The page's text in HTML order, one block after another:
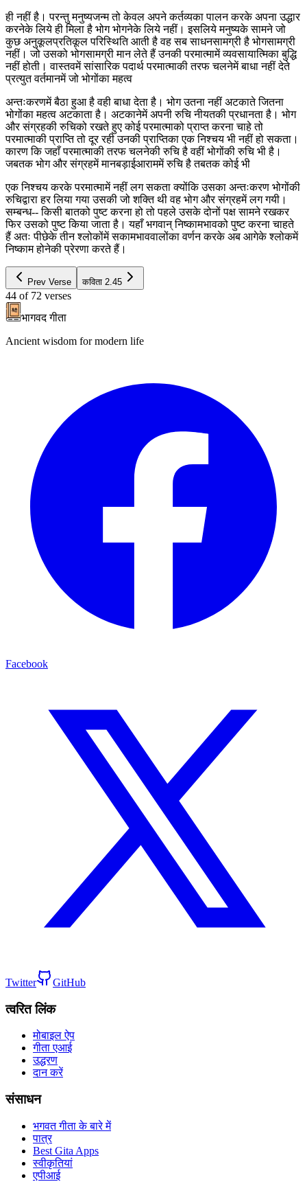
ही नहीं है। परन्तु मनुष्यजन्म तो केवल अपने कर्तव्यका पालन करके अपना उद्धार
करनेके लिये ही मिला है भोग भोगनेके लिये नहीं। इसलिये मनुष्यके सामने जो
कुछ अनुकूलप्रतिकूल परिस्थिति आती है वह सब साधनसामग्री है भोगसामग्री
नहीं। जो उसको भोगसामग्री मान लेते हैं उनकी परमात्मामें व्यवसायात्मिका बुद्धि
नहीं होती। वास्तवमें सांसारिक पदार्थ परमात्माकी तरफ चलनेमें बाधा नहीं देते
प्रत्युत वर्तमानमें जो भोगोंका महत्व
अन्तःकरणमें बैठा हुआ है वही बाधा देता है। भोग उतना नहीं अटकाते जितना
भोगोंका महत्व अटकाता है। अटकानेमें अपनी रुचि नीयतकी प्रधानता है। भोग
और संग्रहकी रुचिको रखते हुए कोई परमात्माको प्राप्त करना चाहे तो
परमात्माकी प्राप्ति तो दूर रही उनकी प्राप्तिका एक निश्चय भी नहीं हो सकता।
कारण कि जहाँ परमात्माकी तरफ चलनेकी रुचि है वहीं भोगोंकी रुचि भी है।
जबतक भोग और संग्रहमें मानबड़ाईआराममें रुचि है तबतक कोई भी
एक निश्चय करके परमात्मामें नहीं लग सकता क्योंकि उसका अन्तःकरण भोगोंकी
रुचिद्वारा हर लिया गया उसकी जो शक्ति थी वह भोग और संग्रहमें लग गयी।
सम्बन्ध-- किसी बातको पुष्ट करना हो तो पहले उसके दोनों पक्ष सामने रखकर
फिर उसको पुष्ट किया जाता है। यहाँ भगवान् निष्कामभावको पुष्ट करना चाहते
हैं अतः पीछेके तीन श्लोकोंमें सकामभाववालोंका वर्णन करके अब आगेके श्लोकमें
निष्काम होनेकी प्रेरणा करते हैं।
Prev Verse कविता 2.45
44 of 72 verses
भागवद गीता
Ancient wisdom for modern life
Facebook
Twitter GitHub
त्वरित लिंक
मोबाइल ऐप
गीता एआई
उद्धरण
दान करें
संसाधन
भगवत गीता के बारे में
पात्र
Best Gita Apps
स्वीकृतियां
एपीआई